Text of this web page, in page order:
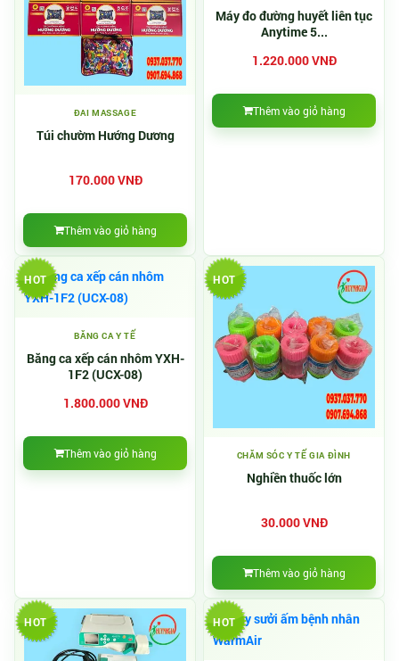
ĐAI MASSAGE
Túi chườm Hướng Dương
170.000 VNĐ
Thêm vào giỏ hàng
Máy đo đường huyết liên tục
Anytime 5...
1.220.000 VNĐ
Thêm vào giỏ hàng
HOT
BĂNG CA Y TẾ
Băng ca xếp cán nhôm YXH-
1F2 (UCX-08)
1.800.000 VNĐ
Thêm vào giỏ hàng
HOT
CHĂM SÓC Y TẾ GIA ĐÌNH
Nghiền thuốc lớn
30.000 VNĐ
Thêm vào giỏ hàng
HOT HOT